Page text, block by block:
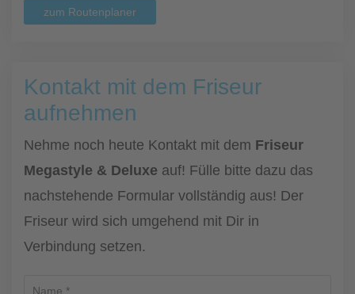
zum Routenplaner
Kontakt mit dem Friseur
aufnehmen
Nehme noch heute Kontakt mit dem Friseur
Megastyle & Deluxe auf! Fülle bitte dazu das
nachstehende Formular vollständig aus! Der
Friseur wird sich umgehend mit Dir in
Verbindung setzen.